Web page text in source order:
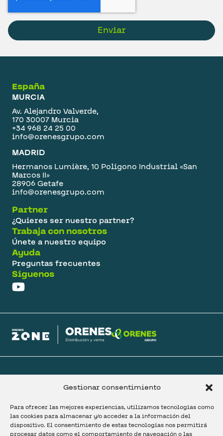
Gestionar consentimiento
Para ofrecer las mejores experiencias, utilizamos tecnologías como
las cookies para almacenar y/o acceder a la información del
dispositivo. El consentimiento de estas tecnologías nos permitirá
procesar datos como el comportamiento de navegación o las
Enviar
España
MURCIA
Av. Alejandro Valverde,
170 30007 Murcia
+34 968 24 25 00
info@orenesgrupo.com
MADRID
Hermanos Lumière, 10 Polígono Industrial «San
Marcos II»
28906 Getafe
info@orenesgrupo.com
Partner
¿Quieres ser nuestro partner?
Trabaja con nosotros
Únete a nuestro equipo
Ayuda
Preguntas frecuentes
Síguenos
@ 2025 Orenes Grupo.
Política de privacidad.
Política de cookies.
Configurar cookies.
Aviso legal.